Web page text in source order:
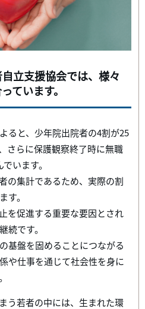
立支援協会では、様々
ています。
ると、少年院出院者の4割が25
さらに保護観察終了時に無職
います。
の集計であるため、実際の割
す。
を促進する重要な要因とされ
続です。
基盤を固めることにつながる
や仕事を通じて社会性を身に
う若者の中には、生まれた環